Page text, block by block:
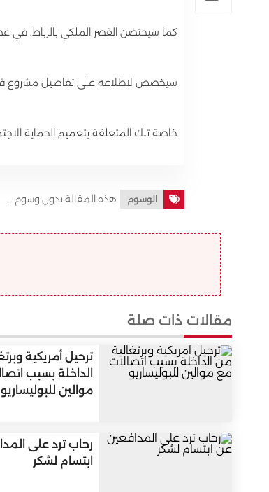
كما سيحتضن القصر الملكي بالرباط، في
سيخصص لاطلاعه على تفاصيل مشروع قانون مالية 2023، ومدى احترامه
خاصة تلك المتعلقة بتعميم الحماية
الوسوم هذه المقالة بدون وسوم . .
مقالات ذات صلة
ترحيل أمريكية
الداخلة بسبب
موالين للبوليساريو
رحاب ترد على
ابتسام لشكر